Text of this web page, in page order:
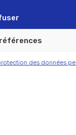
des données